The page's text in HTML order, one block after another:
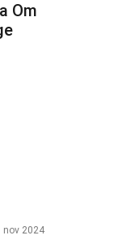
Om
nov 2024